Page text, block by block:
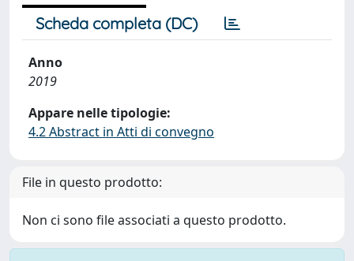
Scheda completa (DC)
Anno
2019
Appare nelle tipologie:
4.2 Abstract in Atti di convegno
File in questo prodotto:
Non ci sono file associati a questo prodotto.